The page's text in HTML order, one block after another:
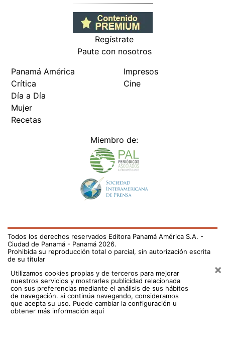
Regístrate
Paute con nosotros
Panamá América
Crítica
Día a Día
Mujer
Recetas
Impresos
Cine
Miembro de:
Todos los derechos reservados Editora Panamá América S.A. -
Ciudad de Panamá - Panamá 2026.
Prohibida su reproducción total o parcial, sin autorización escrita
de su titular
Utilizamos cookies propias y de terceros para mejorar
nuestros servicios y mostrarles publicidad relacionada
con sus preferencias mediante el análisis de sus hábitos
de navegación. si continúa navegando, consideramos
que acepta su uso. Puede cambiar la configuración u
obtener más información aquí
×